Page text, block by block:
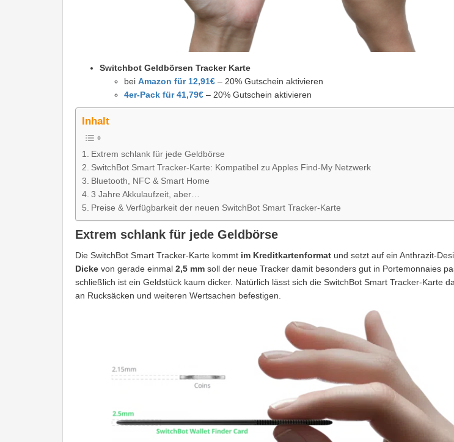
Switchbot Geldbörsen Tracker Karte
bei Amazon für 12,91€ – 20% Gutschein aktivieren
4er-Pack für 41,79€ – 20% Gutschein aktivieren
Inhalt
Extrem schlank für jede Geldbörse
SwitchBot Smart Tracker-Karte: Kompatibel zu Apples Find-My Netzwerk
Bluetooth, NFC & Smart Home
3 Jahre Akkulaufzeit, aber…
Preise & Verfügbarkeit der neuen SwitchBot Smart Tracker-Karte
Extrem schlank für jede Geldbörse
Die SwitchBot Smart Tracker-Karte kommt im Kreditkartenformat und setzt auf ein Anthrazit-
Dicke von gerade einmal 2,5 mm soll der neue Tracker damit besonders gut in Portemonnaies
schließlich ist ein Geldstück kaum dicker. Natürlich lässt sich die SwitchBot Smart Tracker-Karte
an Rucksäcken und weiteren Wertsachen befestigen.